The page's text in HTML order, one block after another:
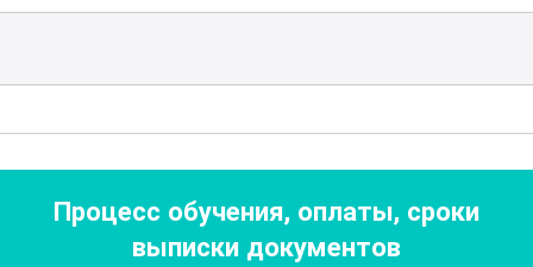
травления, выявлять и устранять
дефекты, а также повышать
эффективность производства. Важным
элементом является изучение методов
Процесс обучения, оплаты, сроки
выписки документов